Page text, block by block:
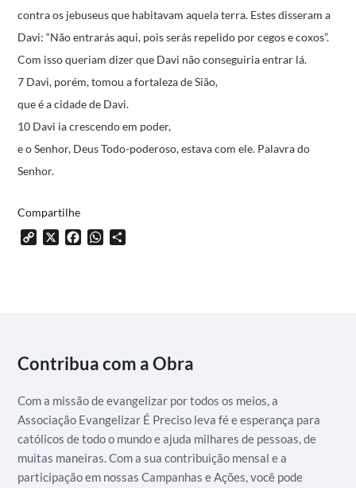
contra os jebuseus que habitavam aquela terra. Estes disseram a
Davi: “Não entrarás aqui, pois serás repelido por cegos e coxos”.
Com isso queriam dizer que Davi não conseguiria entrar lá.
7 Davi, porém, tomou a fortaleza de Sião,
que é a cidade de Davi.
10 Davi ia crescendo em poder,
e o Senhor, Deus Todo-poderoso, estava com ele. Palavra do
Senhor.
Compartilhe
Copy X FacebookWhatsApp
Contribua com a Obra
Com a missão de evangelizar por todos os meios, a
Associação Evangelizar É Preciso leva fé e esperança para
católicos de todo o mundo e ajuda milhares de pessoas, de
muitas maneiras. Com a sua contribuição mensal e a
participação em nossas Campanhas e Ações, você pode